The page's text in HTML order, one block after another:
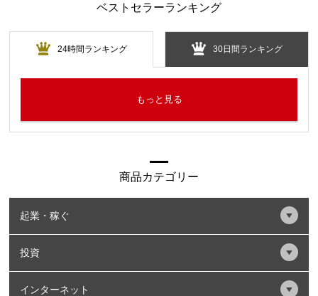
ベストセラーランキング
24時間ランキング 30日間ランキング
もっと見る
商品カテゴリー
起業・稼ぐ
投資
インターネット